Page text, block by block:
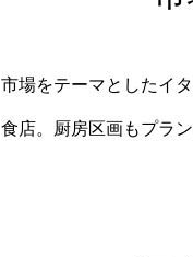
市場をテーマとしたイ
食店。厨房区画もプラ